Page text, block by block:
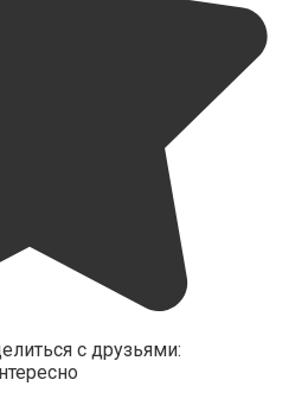
с друзьями: